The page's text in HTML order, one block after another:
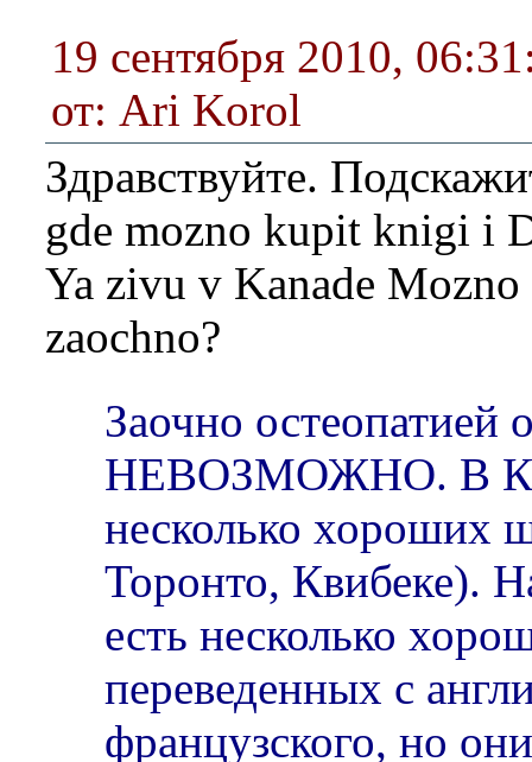
19 сентября 2010,
от: Ari Korol
Здравствуйте.
gde mozno kupit knigi i
Ya zivu v Kanade
zaochno?
Заочно остеопатией
НЕВОЗМОЖНО. В
несколько хороших
Торонто, Квибеке).
есть несколько
переведенных с
французского, но